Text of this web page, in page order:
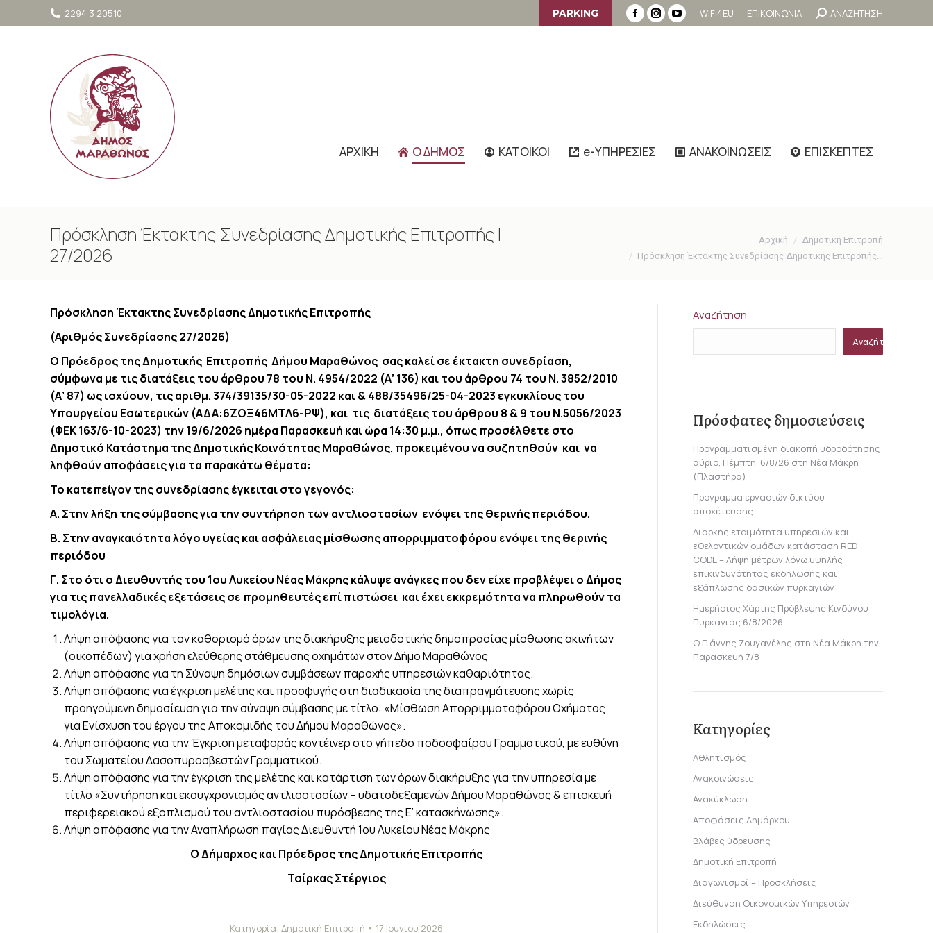
περιεχόμενο2294 3 20510 PARKING
Facebook
Instagram
YouTube
WiFi4EU ΕΠΙΚΟΙΝΩΝΙΑ Search:
ΑΝΑΖΗΤΗΣΗ
ΑΡΧΙΚΗ Ο ΔΗΜΟΣ ΚΑΤΟΙΚΟΙ e-ΥΠΗΡΕΣΙΕΣ ΑΝΑΚΟΙΝΩΣΕΙΣ ΕΠΙΣΚΕΠΤΕΣ
Πρόσκληση Έκτακτης Συνεδρίασης Δημοτικής Επιτροπής |
27/2026
Αρχική
Δημοτική Επιτροπή
Πρόσκληση Έκτακτης Συνεδρίασης Δημοτικής Επιτροπής…
Πρόσκληση Έκτακτης Συνεδρίασης Δημοτικής Επιτροπής
(Αριθμός Συνεδρίασης27/2026)
Ο Πρόεδρος της Δημοτικής Επιτροπής Δήμου Μαραθώνος σας καλεί σε έκτακτη συνεδρίαση,
σύμφωνα με τις διατάξεις του άρθρου 78 του Ν. 4954/2022 (Α’ 136) και του άρθρου 74 του Ν. 3852/2010
(Α’ 87) ως ισχύουν, τις αριθμ. 374/39135/30-05-2022 και & 488/35496/25-04-2023 εγκυκλίους του
Υπουργείου Εσωτερικών (ΑΔΑ:6ΖΟΞ46ΜΤΛ6-ΡΨ), και τις διατάξεις του άρθρου 8 & 9 του Ν.5056/2023
(ΦΕΚ 163/6-10-2023) την 19/6/2026 ημέρα Παρασκευή και ώρα 14:30 μ.μ., όπως προσέλθετε στο
Δημοτικό Κατάστημα της Δημοτικής Κοινότητας Μαραθώνος, προκειμένου να συζητηθούν και να
ληφθούν αποφάσεις για τα παρακάτω θέματα:
Το κατεπείγον της συνεδρίασης έγκειται στο γεγονός:
Α. Στην λήξη της σύμβασης για την συντήρηση των αντλιοστασίων ενόψει της θερινής περιόδου.
Β. Στην αναγκαιότητα λόγο υγείας και ασφάλειας μίσθωσης απορριμματοφόρου ενόψει της θερινής
περιόδου
Γ. Στο ότι ο Διευθυντής του 1ου Λυκείου Νέας Μάκρης κάλυψε ανάγκες που δεν είχε προβλέψει ο Δήμος
για τις πανελλαδικές εξετάσεις σε προμηθευτές επί πιστώσει και έχει εκκρεμότητα να πληρωθούν τα
τιμολόγια.
Λήψη απόφασης για τον καθορισμό όρων της διακήρυξης μειοδοτικής δημοπρασίας μίσθωσης ακινήτων
(οικοπέδων) για χρήση ελεύθερης στάθμευσης οχημάτων στον Δήμο Μαραθώνος
Λήψη απόφασης για τη Σύναψη δημόσιων συμβάσεων παροχής υπηρεσιών καθαριότητας.
Λήψη απόφασης για έγκριση μελέτης και προσφυγής στη διαδικασία της διαπραγμάτευσης χωρίς
προηγούμενη δημοσίευση για την σύναψη σύμβασης με τίτλο: «Μίσθωση Απορριμματοφόρου Οχήματος
για Ενίσχυση του έργου της Αποκομιδής του Δήμου Μαραθώνος».
Λήψη απόφασης για την Έγκριση μεταφοράς κοντέινερ στο γήπεδο ποδοσφαίρου Γραμματικού, με ευθύνη
του Σωματείου Δασοπυροσβεστών Γραμματικού.
Λήψη απόφασης για την έγκριση της μελέτης και κατάρτιση των όρων διακήρυξης για την υπηρεσία με
τίτλο «Συντήρηση και εκσυγχρονισμός αντλιοστασίων – υδατοδεξαμενών Δήμου Μαραθώνος & επισκευή
περιφερειακού εξοπλισμού του αντλιοστασίου πυρόσβεσης της Ε’ κατασκήνωσης».
Λήψη απόφασης για την Αναπλήρωση παγίας Διευθυντή 1ου Λυκείου Νέας Μάκρης
Ο Δήμαρχος και Πρόεδρος της Δημοτικής Επιτροπής
Τσίρκας Στέργιος
Κατηγορία: Δημοτική Επιτροπή 17 Ιουνίου 2026
Αναζήτηση
Αναζήτηση
Πρόσφατες δημοσιεύσεις
Προγραμματισμένη διακοπή υδροδότησης
αύριο, Πέμπτη, 6/8/26 στη Νέα Μάκρη
(Πλαστήρα)
Πρόγραμμα εργασιών δικτύου
αποχέτευσης
Διαρκής ετοιμότητα υπηρεσιών και
εθελοντικών ομάδων κατάσταση RED
CODE – Λήψη μέτρων λόγω υψηλής
επικινδυνότητας εκδήλωσης και
εξάπλωσης δασικών πυρκαγιών
Ημερήσιος Χάρτης Πρόβλεψης Κινδύνου
Πυρκαγιάς 6/8/2026
Ο Γιάννης Ζουγανέλης στη Νέα Μάκρη την
Παρασκευή 7/8
Κατηγορίες
Αθλητισμός
Ανακοινώσεις
Ανακύκλωση
Αποφάσεις Δημάρχου
Βλάβες ύδρευσης
Δημοτική Επιτροπή
Διαγωνισμοί – Προσκλήσεις
Διεύθυνση Οικονομικών Υπηρεσιών
Εκδηλώσεις